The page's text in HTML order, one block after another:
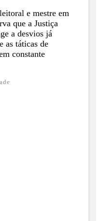
e mestre em
que a Justiça
a desvios já
as táticas de
constante